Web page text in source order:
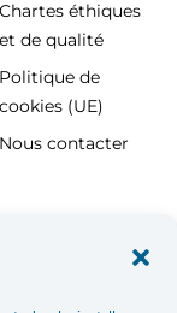
Chartes éthiques
et de qualité
Politique de
cookies (UE)
Nous contacter